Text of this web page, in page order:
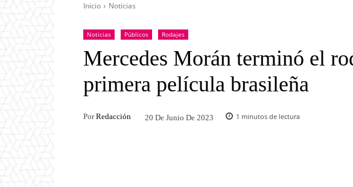
Inicio Noticias
Noticias Públicos Rodajes
Mercedes Morán terminó el
primera película brasileña
Por Redacción 20 De Junio De 2023 1 minutos de lectura